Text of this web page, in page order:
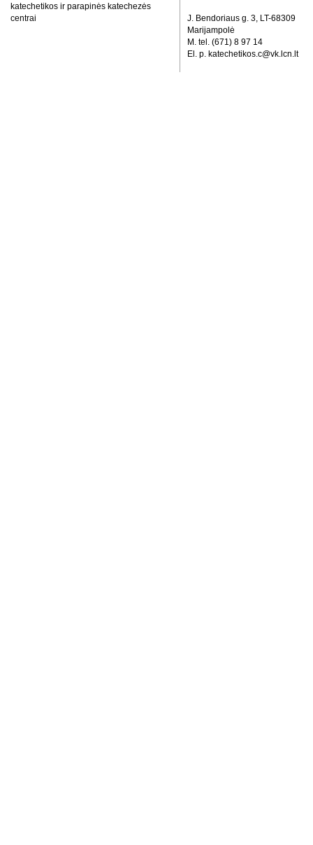
katechetikos ir parapinės katechezės
centrai
J. Bendoriaus g. 3, LT-68309
Marijampolė
M. tel. (671) 8 97 14
El. p. katechetikos.c@vk.lcn.lt